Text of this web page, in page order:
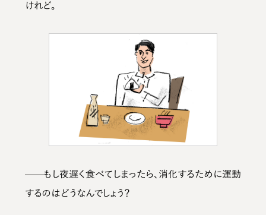
けれど。
——もし夜遅く食べてしまったら、消化するために運動
するのはどうなんでしょう？